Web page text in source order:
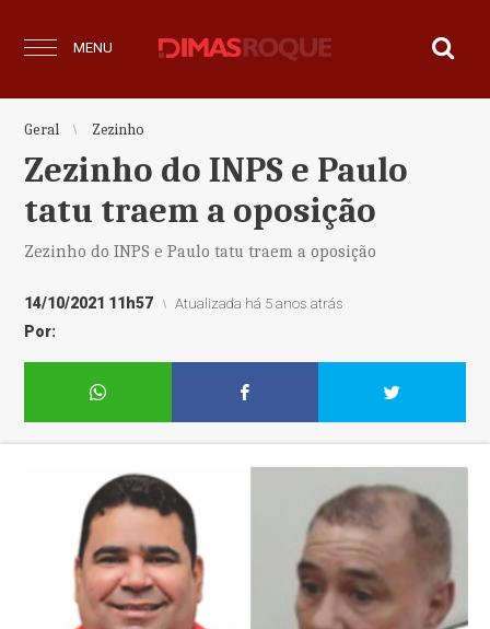
MENU
Geral Zezinho
Zezinho do INPS e Paulo
tatu traem a oposição
Zezinho do INPS e Paulo tatu traem a oposição
14/10/2021 11h57 Atualizada há 5 anos atrás
Por: